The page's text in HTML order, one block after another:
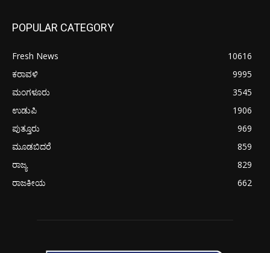
POPULAR CATEGORY
Fresh News
10616
ಕರಾವಳಿ
9995
ಮಂಗಳೂರು
3545
ಉಡುಪಿ
1906
ಪುತ್ತೂರು
969
ಮೂಡಬಿದರೆ
859
ರಾಜ್ಯ
829
ರಾಜಕೀಯ
662